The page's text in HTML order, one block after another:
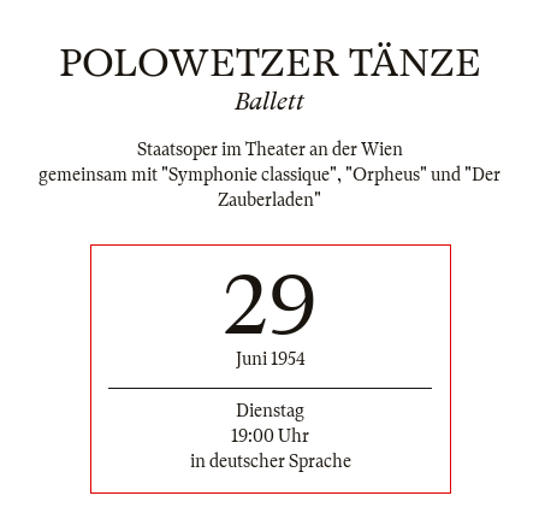
POLOWETZER TÄNZE
Ballett
Staatsoper im Theater an der Wien
gemeinsam mit "Symphonie classique", "Orpheus" und "Der
Zauberladen"
29
Juni 1954
Dienstag
19:00 Uhr
in deutscher Sprache